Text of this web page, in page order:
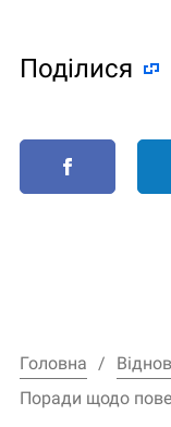
Поділися
Головна
Поради щодо